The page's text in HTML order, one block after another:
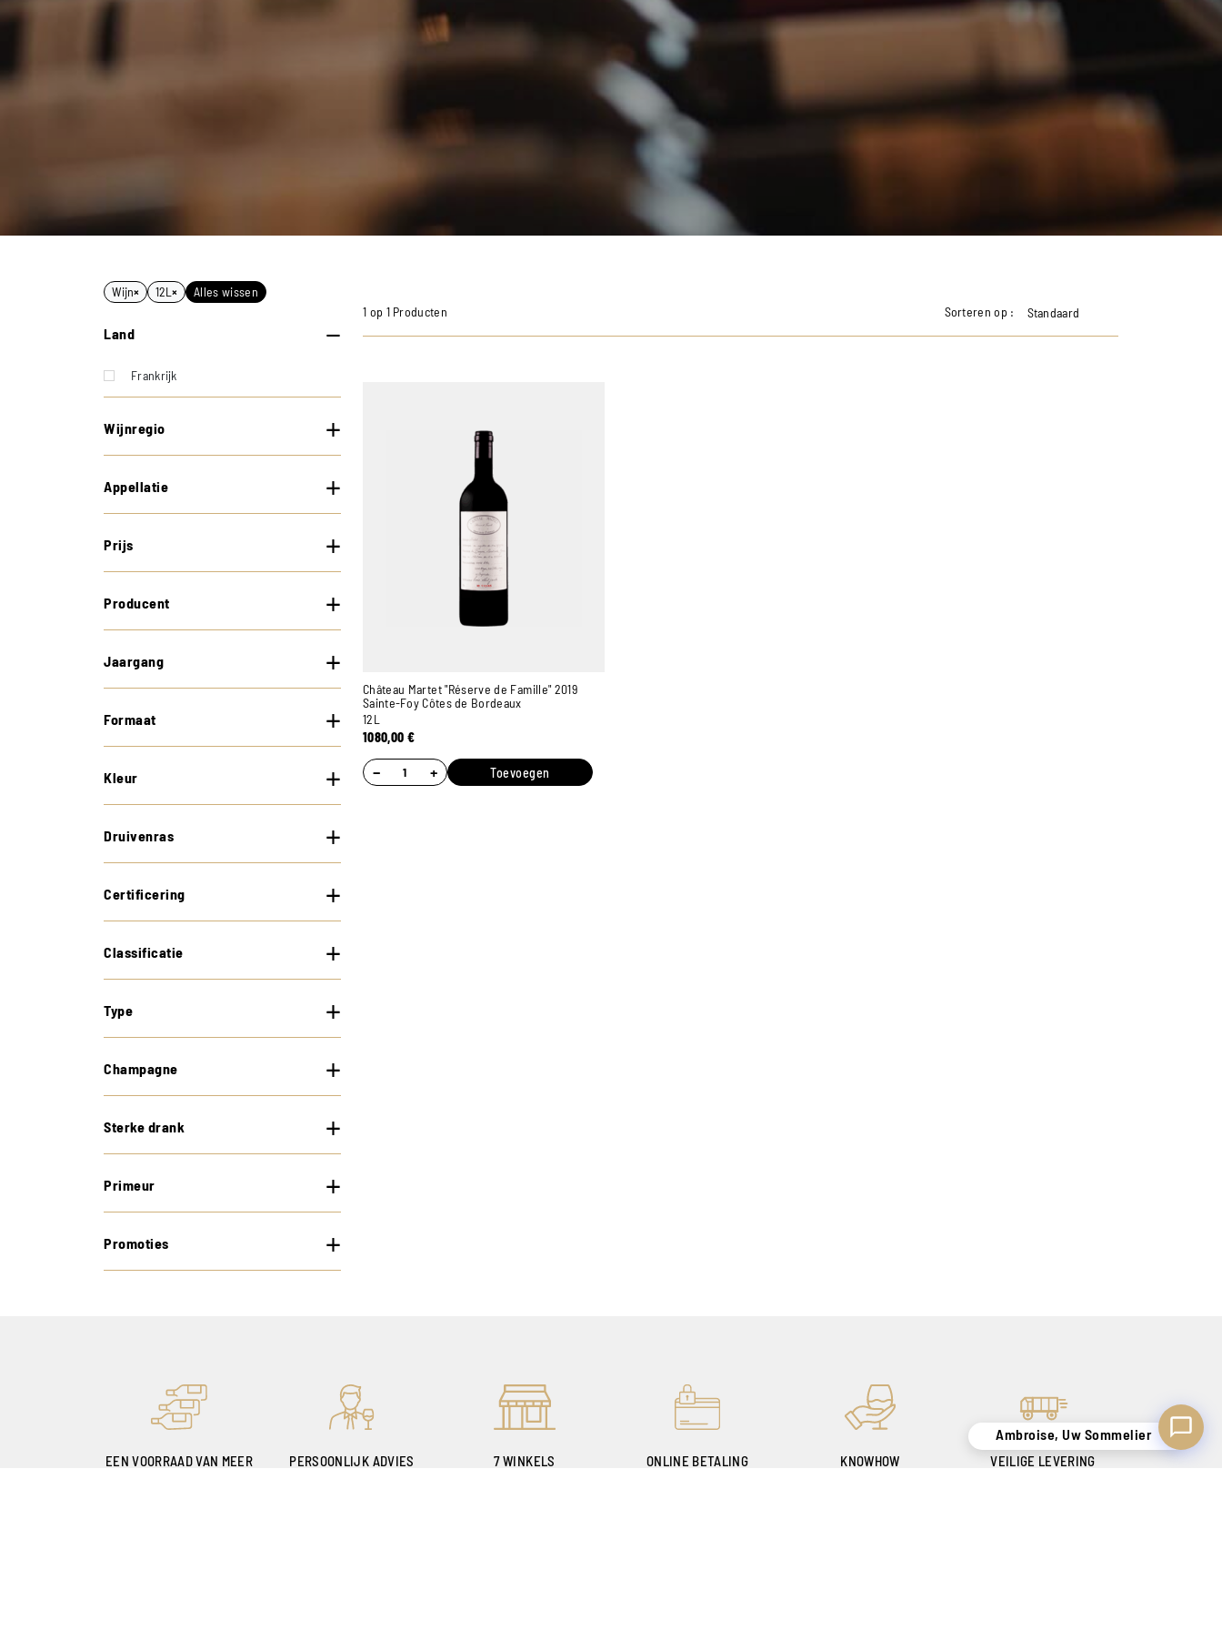
Wijn× 12L × Alles wissen
Land
Frankrijk
Wijnregio
Appellatie
Prijs
Producent
Jaargang
Formaat
Kleur
Druivenras
Certificering
Classificatie
Type
Champagne
Sterke drank
Primeur
Promoties
1 op 1 Producten Sorteren op : Standaard
Château Martet "Réserve de Famille" 2019
Sainte-Foy Côtes de Bordeaux
12L
1080,00 €
− + Toevoegen
EEN VOORRAAD VAN MEER
PERSOONLIJK ADVIES
7 WINKELS
ONLINE BETALING
KNOWHOW
VEILIGE LEVERING
Ambroise, Uw Sommelier